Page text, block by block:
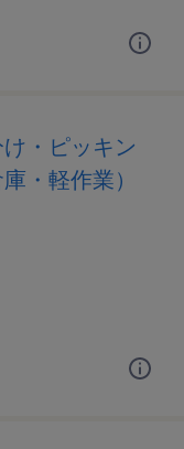
・ピッキン
・軽作業）